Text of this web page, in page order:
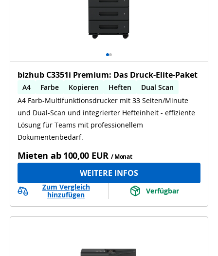
bizhub C3351i Premium: Das Druck-Elite-Paket
A4 Farbe Kopieren Heften
Dual Scan
A4 Farb-Multifunktionsdrucker mit 33 Seiten/Minute
und Dual-Scan und integrierter Hefteinheit - effiziente
Lösung für Teams mit professionellem
Dokumentenbedarf.
Mieten ab 100,00 EUR / Monat
WEITERE INFOS
Zum Vergleich
hinzufügen
Verfügbar